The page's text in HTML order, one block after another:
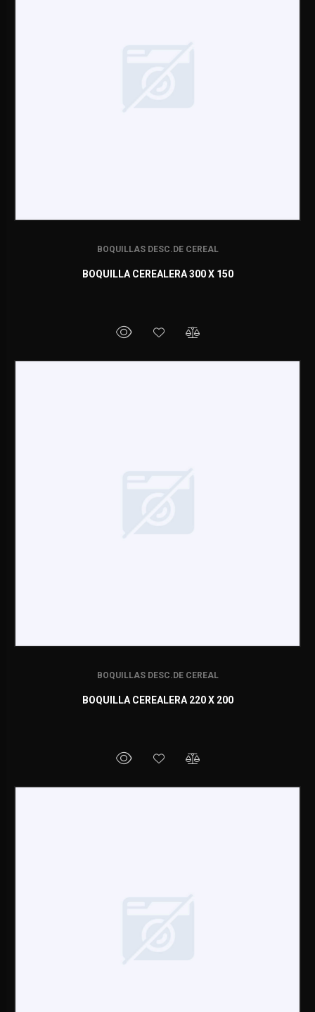
BOQUILLAS DESC.DE CEREAL
BOQUILLA CEREALERA 300 X 150
BOQUILLAS DESC.DE CEREAL
BOQUILLA CEREALERA 220 X 200